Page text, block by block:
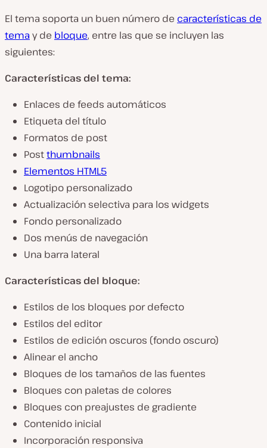
El tema soporta un buen número de características de
temay de bloque, entre las que se incluyen las
siguientes:
Características del tema:
Enlaces de feeds automáticos
Etiqueta del título
Formatos de post
Postthumbnails
Elementos HTML5
Logotipo personalizado
Actualización selectiva para los widgets
Fondo personalizado
Dos menús de navegación
Una barra lateral
Características del bloque:
Estilos de los bloques por defecto
Estilos del editor
Estilos de edición oscuros (fondo oscuro)
Alinear el ancho
Bloques de los tamaños de las fuentes
Bloques con paletas de colores
Bloques con preajustes de gradiente
Contenido inicial
Incorporación responsiva